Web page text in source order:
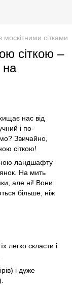
москітними сітками
сіткою –
на
нас від
і по-
Звичайно,
сіткою!
ландшафту
На мить
але ні! Вони
більше, ніж
легко скласти і
і дуже